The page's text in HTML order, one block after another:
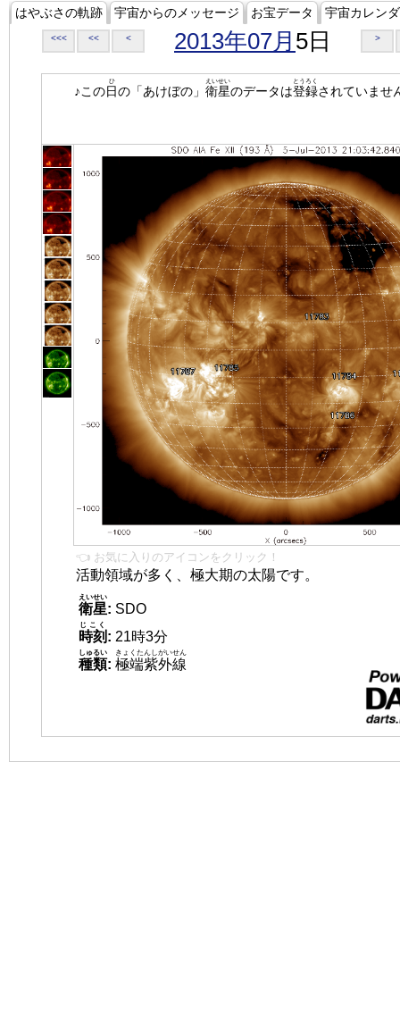
はやぶさの軌跡 宇宙からのメッセージ お宝データ 宇宙カレン
<<< << < 2013年07月 5日 >
♪この日
ひ
の「あけぼの」 衛星
えいせい
のデータは登録
とうろく
されていませ
👈 お気に入りのアイコンをクリック！
活動領域が多く、極大期の太陽です。
衛星
えいせい
: SDO
時刻
じこく
: 21時3分
種類
しゅるい
: 極端紫外線
きょくたんしがいせん